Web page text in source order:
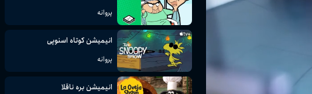
پروانه
انیمیشن کوتاه اسنوپی
پروانه
انیمیشن بره ناقلا